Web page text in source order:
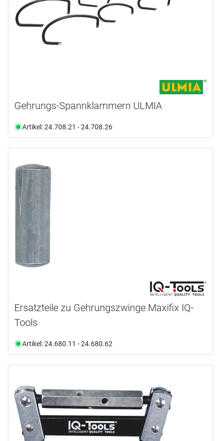
Gehrungs-Spannklammern ULMIA
Artikel: 24.708.21 - 24.708.26
Ersatzteile zu Gehrungszwinge Maxifix IQ-
Tools
Artikel: 24.680.11 - 24.680.62